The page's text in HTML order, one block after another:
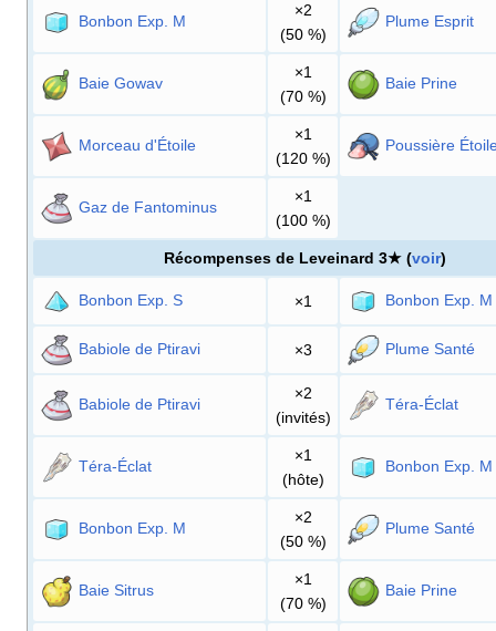
Bonbon Exp. M
×2
(50 %)
Plume Esprit
Baie Gowav
×1
(70 %)
Baie Prine
Morceau d'Étoile
×1
(120 %)
Poussière
Gaz de Fantominus
×1
(100 %)
Récompenses de Leveinard 3★ (voir)
Bonbon Exp. S ×1 Bonbon Exp. M
Babiole de Ptiravi ×3 Plume Santé
Babiole de Ptiravi
×2
(invités)
Téra-Éclat
Téra-Éclat
×1
(hôte)
Bonbon Exp. M
Bonbon Exp. M
×2
(50 %)
Plume Santé
Baie Sitrus
×1
(70 %)
Baie Prine